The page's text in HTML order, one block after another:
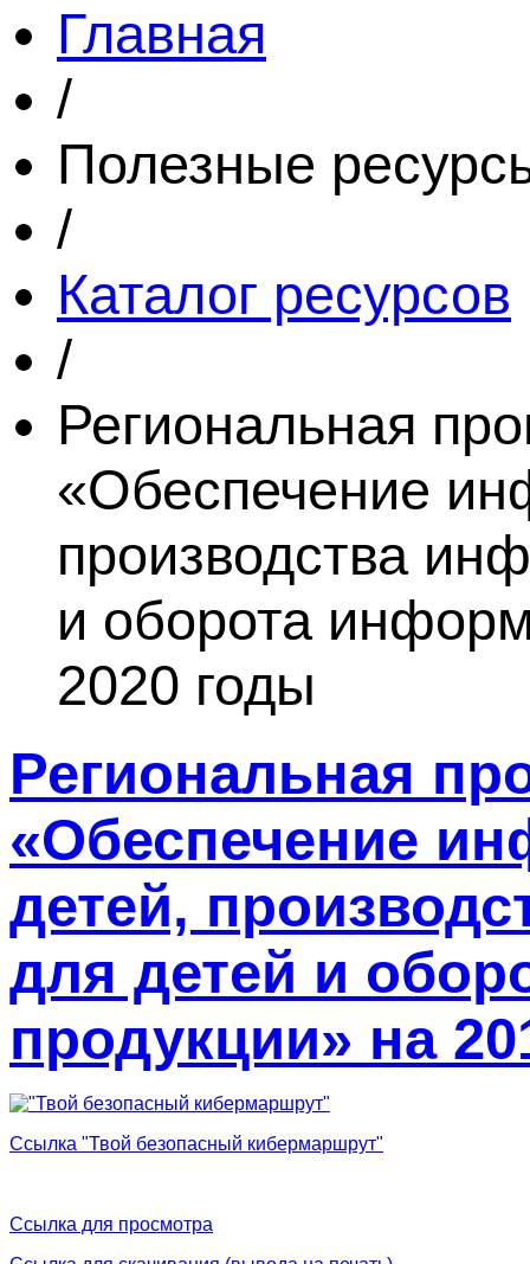
Главная
/
Полезные
/
Каталог ресурсов
/
Региональная
«Обеспечение
производства
и оборота
2020 годы
Региональная
«Обеспечение
детей,
для детей и
продукции» на
Ссылка "Твой безопасный кибермаршрут"
Ссылка для просмотра